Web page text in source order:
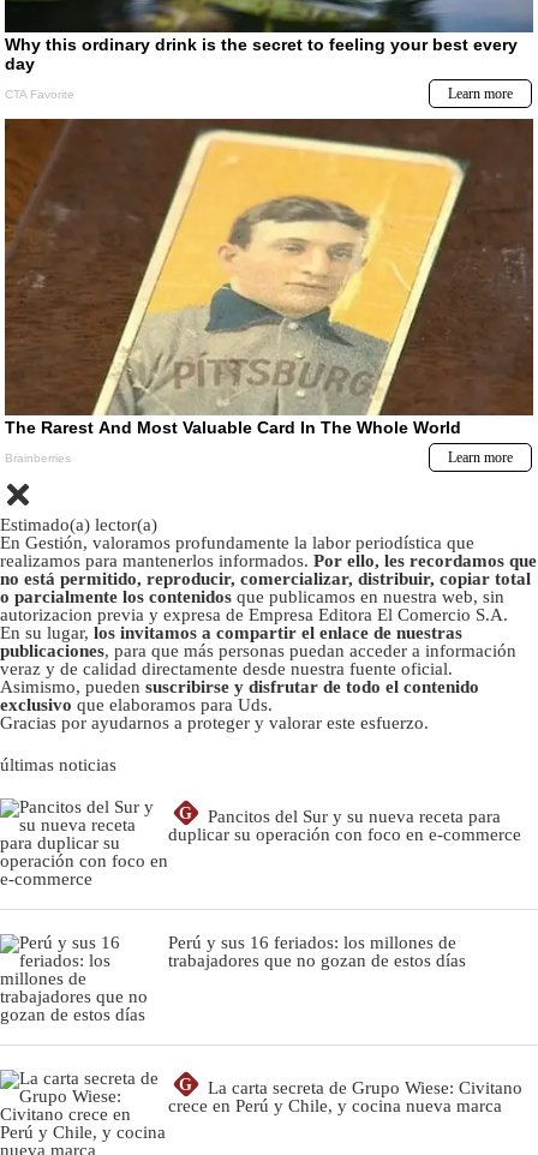
Estimado(a) lector(a)
En Gestión, valoramos profundamente la labor periodística que
realizamos para mantenerlos informados. Por ello, les recordamos que
no está permitido, reproducir, comercializar, distribuir, copiar total
o parcialmente los contenidos que publicamos en nuestra web, sin
autorizacion previa y expresa de Empresa Editora El Comercio S.A.
En su lugar, los invitamos a compartir el enlace de nuestras
publicaciones, para que más personas puedan acceder a información
veraz y de calidad directamente desde nuestra fuente oficial.
Asimismo, pueden suscribirse y disfrutar de todo el contenido
exclusivo que elaboramos para Uds.
Gracias por ayudarnos a proteger y valorar este esfuerzo.
últimas noticias
G
Pancitos del Sur y su nueva receta para
duplicar su operación con foco en e-commerce
Perú y sus 16 feriados: los millones de
trabajadores que no gozan de estos días
G
La carta secreta de Grupo Wiese: Civitano
crece en Perú y Chile, y cocina nueva marca